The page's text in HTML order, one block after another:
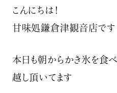
こんにちは！
甘味処鎌倉津観音店です
本日も朝からかき氷を食
越し頂いてます